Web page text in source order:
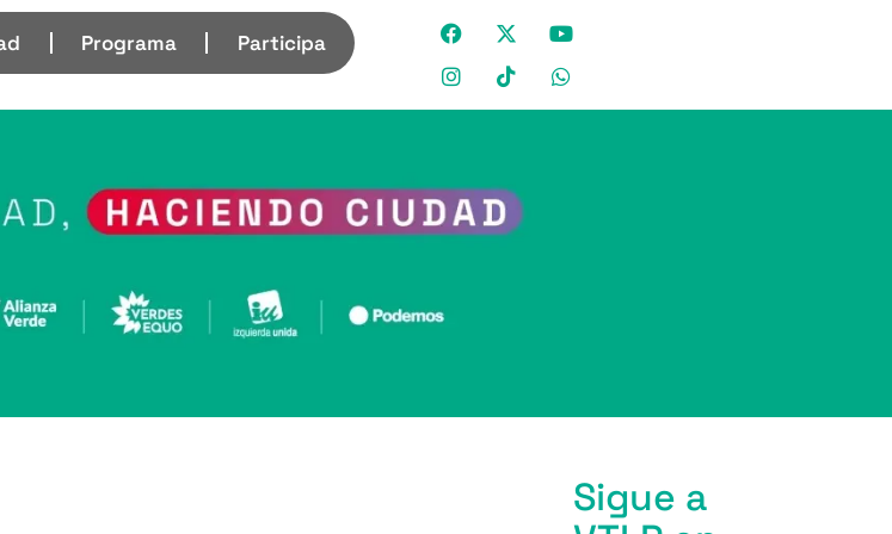
Programa Participa
Sigue a